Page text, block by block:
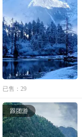
已售：29
跟团游